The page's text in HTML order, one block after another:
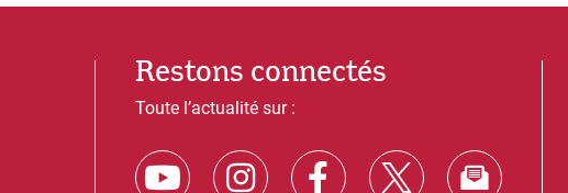
Restons connectés
Toute l’actualité sur :